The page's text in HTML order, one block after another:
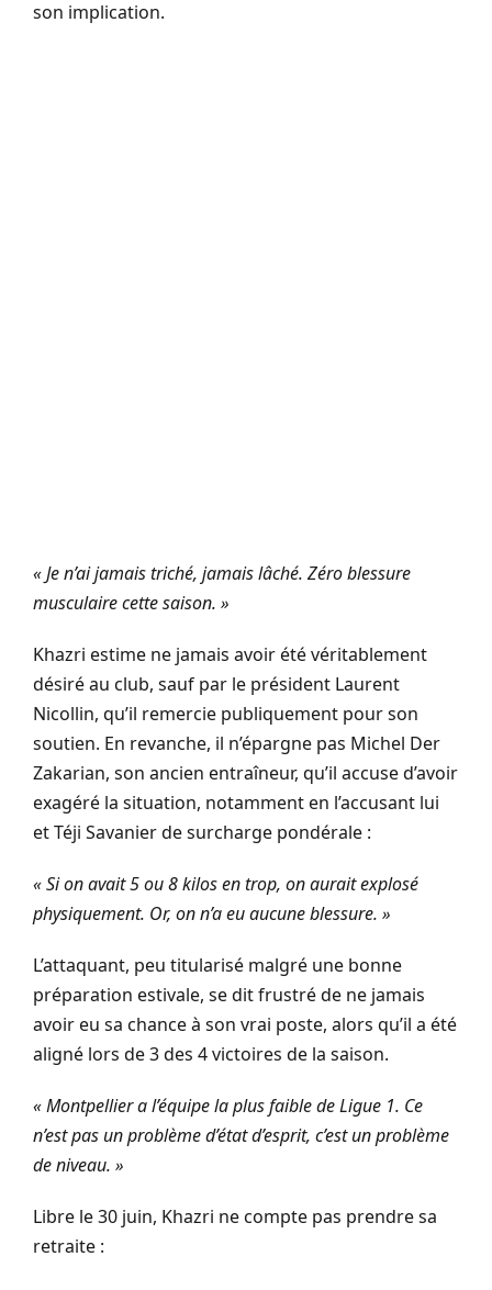
son implication.
« Je n’ai jamais triché, jamais lâché. Zéro blessure
musculaire cette saison. »
Khazri estime ne jamais avoir été véritablement
désiré au club, sauf par le président Laurent
Nicollin, qu’il remercie publiquement pour son
soutien. En revanche, il n’épargne pas Michel Der
Zakarian, son ancien entraîneur, qu’il accuse d’avoir
exagéré la situation, notamment en l’accusant lui
et Téji Savanier de surcharge pondérale :
« Si on avait 5 ou 8 kilos en trop, on aurait explosé
physiquement. Or, on n’a eu aucune blessure. »
L’attaquant, peu titularisé malgré une bonne
préparation estivale, se dit frustré de ne jamais
avoir eu sa chance à son vrai poste, alors qu’il a été
aligné lors de 3 des 4 victoires de la saison.
« Montpellier a l’équipe la plus faible de Ligue 1. Ce
n’est pas un problème d’état d’esprit, c’est un problème
de niveau. »
Libre le 30 juin, Khazri ne compte pas prendre sa
retraite :